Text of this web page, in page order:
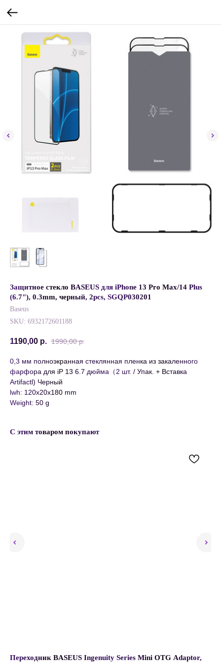
Защитное стекло BASEUS для iPhone 13 Pro Max/14 Plus
(6.7"), 0.3mm, черный, 2pcs, SGQP030201
Baseus
SKU: 6932172601188
1190,00 р. 1990,00 р.
0,3 мм полноэкранная стеклянная пленка из закаленного
фарфора для iP 13 6.7 дюйма（2 шт. / Упак. + Вставка
Artifactl) Черный
lwh: 120x20x180 mm
Weight: 50 g
С этим товаром покупают
Переходник BASEUS Ingenuity Series Mini OTG Adaptor,